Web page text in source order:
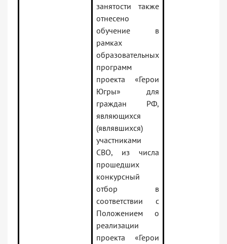
занятости также
отнесено
обучение в
рамках
образовательных
программ
проекта «Герои
Югры» для
граждан РФ,
являющихся
(являвшихся)
участниками
СВО, из числа
прошедших
конкурсный
отбор в
соответствии с
Положением о
реализации
проекта «Герои